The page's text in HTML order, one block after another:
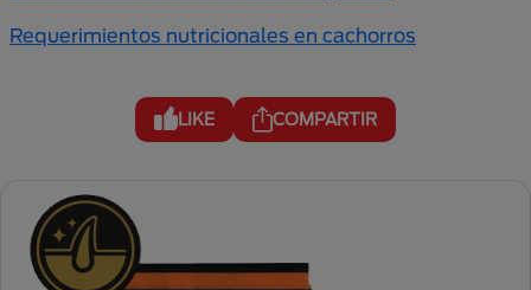
Requerimientos nutricionales en cachorros
LIKE COMPARTIR